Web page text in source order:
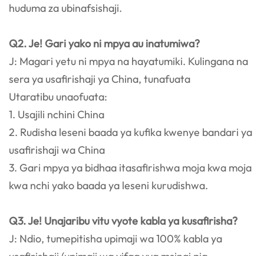
huduma za ubinafsishaji.
Q2. Je! Gari yako ni mpya au inatumiwa?
J: Magari yetu ni mpya na hayatumiki. Kulingana na
sera ya usafirishaji ya China, tunafuata
Utaratibu unaofuata:
1. Usajili nchini China
2. Rudisha leseni baada ya kufika kwenye bandari ya
usafirishaji wa China
3. Gari mpya ya bidhaa itasafirishwa moja kwa moja
kwa nchi yako baada ya leseni kurudishwa.
Q3. Je! Unajaribu vitu vyote kabla ya kusafirisha?
J: Ndio, tumepitisha upimaji wa 100% kabla ya